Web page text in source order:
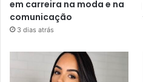
em carreira na moda e na
comunicação
3 dias atrás